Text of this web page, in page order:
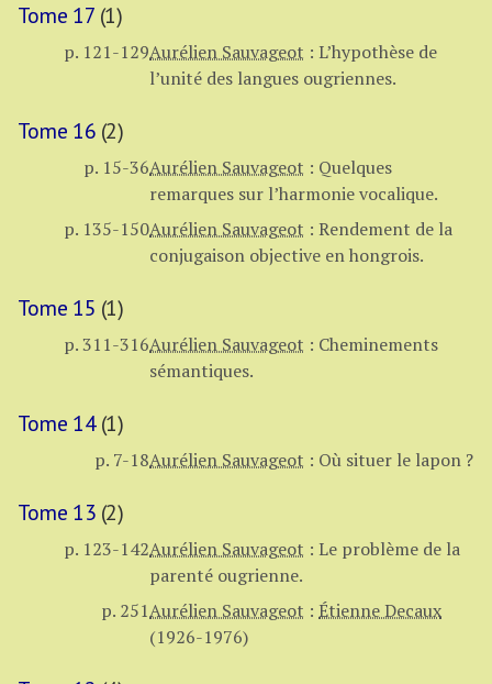
Tome 17 (1)
p. 121-129Aurélien Sauvageot : L’hypothèse de
l’unité des langues ougriennes.
Tome 16 (2)
p. 15-36Aurélien Sauvageot : Quelques
remarques sur l’harmonie vocalique.
p. 135-150Aurélien Sauvageot : Rendement de la
conjugaison objective en hongrois.
Tome 15 (1)
p. 311-316Aurélien Sauvageot : Cheminements
sémantiques.
Tome 14(1)
p. 7-18Aurélien Sauvageot : Où situer le lapon ?
Tome 13 (2)
p. 123-142Aurélien Sauvageot : Le problème de la
parenté ougrienne.
p. 251Aurélien Sauvageot : Étienne Decaux
(1926-1976)